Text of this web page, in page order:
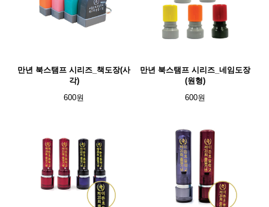
만년 북스탬프 시리즈_책도장(사
각)
600원
만년 북스탬프 시리즈_네임도장
(원형)
600원